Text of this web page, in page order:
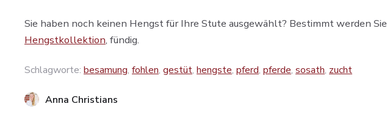
Sie haben noch keinen Hengst für Ihre Stute ausgewählt? Bestimmt werden Sie
Hengstkollektion, fündig.
Schlagworte: besamung, fohlen, gestüt, hengste, pferd, pferde, sosath, zucht
Anna Christians